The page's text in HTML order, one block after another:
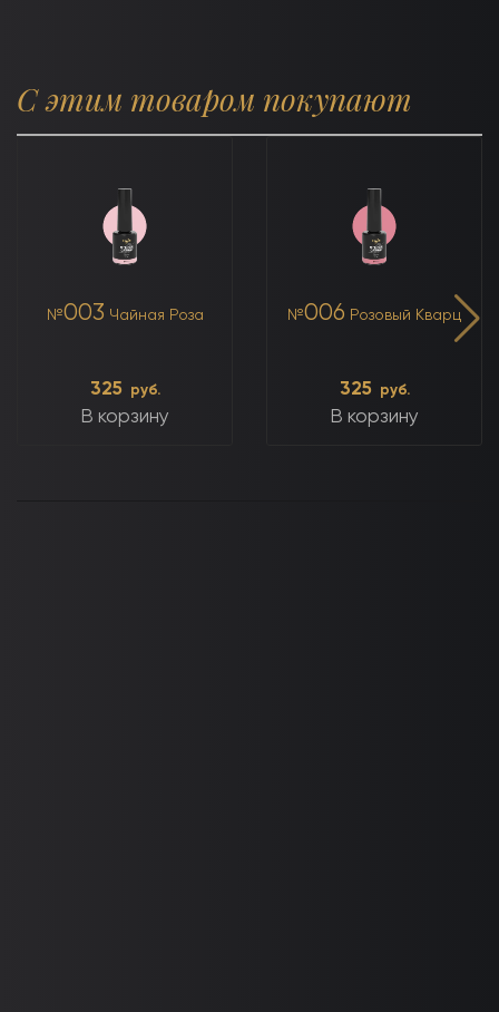
С этим товаром покупают
№003 Чайная Роза
325 руб.
В корзину
№006 Розовый Кварц
325 руб.
В корзину